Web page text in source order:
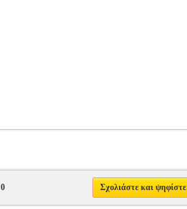
Σχολιάστε και ψηφίστε